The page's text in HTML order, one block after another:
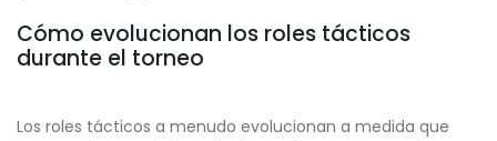
Cómo evolucionan los roles tácticos
durante el torneo
Los roles tácticos a menudo evolucionan a medida que